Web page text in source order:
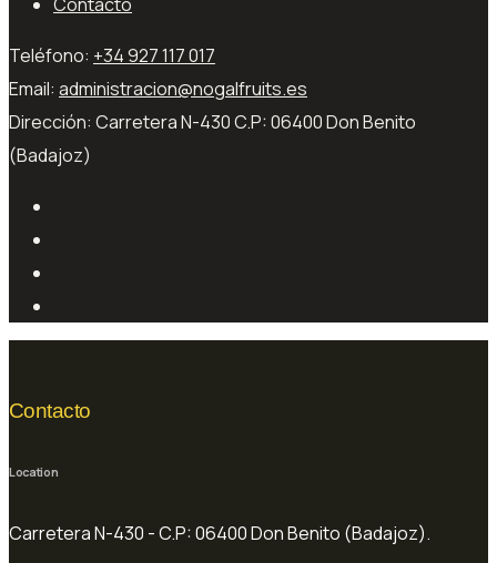
Teléfono: +34 927 117 017
Email: administracion@nogalfruits.es
Dirección: Carretera N-430 C.P: 06400 Don Benito
(Badajoz)
Contacto
Location
Carretera N-430 - C.P: 06400 Don Benito (Badajoz).